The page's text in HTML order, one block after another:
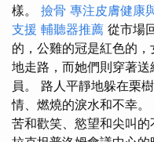
樣。 撿骨 專注皮膚健康
支援 輔聽器推薦 從市場
的，公雞的冠是紅色的
地走路，而她們則穿著
員。 路人平靜地躲在栗
情、燃燒的淚水和不幸
苦和歡笑、慾望和尖叫